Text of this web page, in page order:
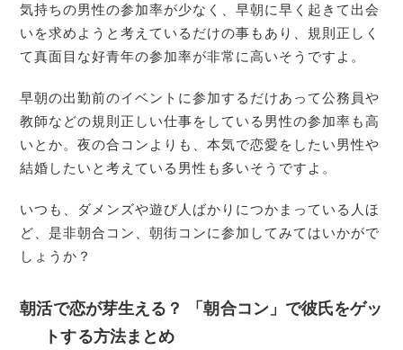
気持ちの男性の参加率が少なく、早朝に早く起きて出会
いを求めようと考えているだけの事もあり、規則正しく
て真面目な好青年の参加率が非常に高いそうですよ。
早朝の出勤前のイベントに参加するだけあって公務員や
教師などの規則正しい仕事をしている男性の参加率も高
いとか。夜の合コンよりも、本気で恋愛をしたい男性や
結婚したいと考えている男性も多いそうですよ。
いつも、ダメンズや遊び人ばかりにつかまっている人ほ
ど、是非朝合コン、朝街コンに参加してみてはいかがで
しょうか？
朝活で恋が芽生える？ 「朝合コン」で彼氏をゲッ
トする方法まとめ